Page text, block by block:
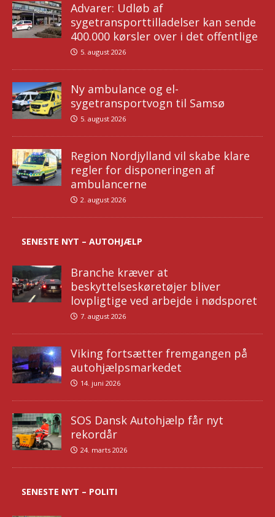
Advarer: Udløb af
sygetransporttilladelser kan sende
400.000 kørsler over i det offentlige
5. august 2026
Ny ambulance og el-
sygetransportvogn til Samsø
5. august 2026
Region Nordjylland vil skabe klare
regler for disponeringen af
ambulancerne
2. august 2026
SENESTE NYT – AUTOHJÆLP
Branche kræver at
beskyttelseskøretøjer bliver
lovpligtige ved arbejde i nødsporet
7. august 2026
Viking fortsætter fremgangen på
autohjælpsmarkedet
14. juni 2026
SOS Dansk Autohjælp får nyt
rekordår
24. marts 2026
SENESTE NYT – POLITI